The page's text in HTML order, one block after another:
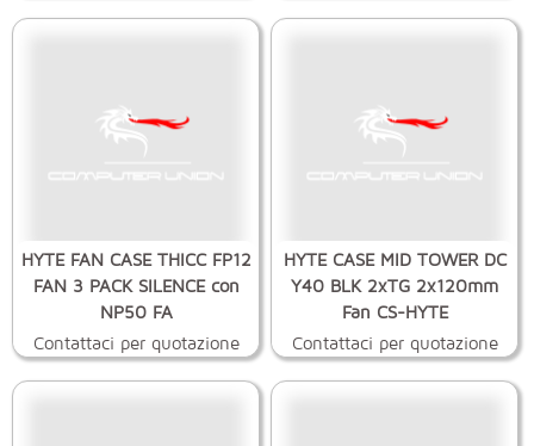
HYTE FAN CASE THICC FP12
FAN 3 PACK SILENCE con
NP50 FA
Contattaci per quotazione
HYTE CASE MID TOWER DC
Y40 BLK 2xTG 2x120mm
Fan CS-HYTE
Contattaci per quotazione